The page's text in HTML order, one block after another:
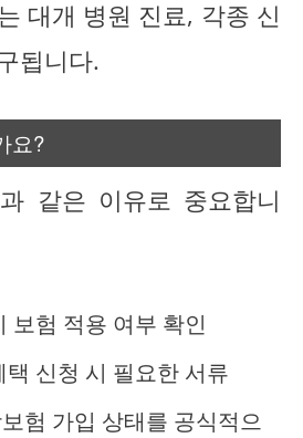
대개 병원 진료, 각종 신
됩니다.
요?
같은 이유로 중요합니
보험 적용 여부 확인
택 신청 시 필요한 서류
험 가입 상태를 공식적으